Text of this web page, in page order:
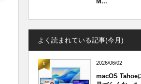
よく読まれている記事(今月)
1 2026/06/02
macOS Tahoe